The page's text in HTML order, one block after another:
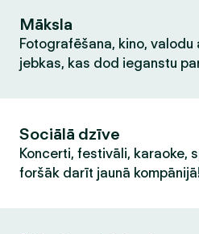
Māksla
Fotografēšana, kino, valodu
jebkas, kas dod ieganstu
Sociālā dzīve
Koncerti, festivāli, karaoke,
foršāk darīt jaunā